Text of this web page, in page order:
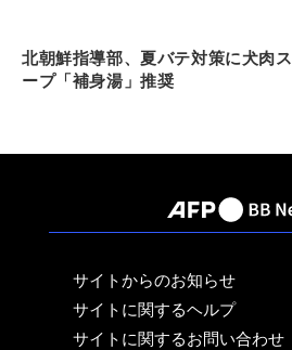
北朝鮮指導部、夏バテ対策に犬肉ス
ープ「補身湯」推奨
サイトからのお知らせ
サイトに関するヘルプ
サイトに関するお問い合わせ